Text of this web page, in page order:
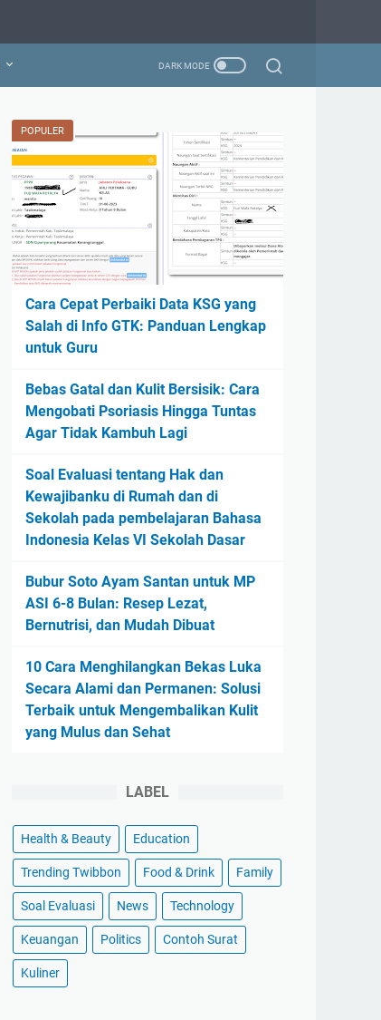
POPULER
Cara Cepat Perbaiki Data KSG yang
Salah di Info GTK: Panduan Lengkap
untuk Guru
Bebas Gatal dan Kulit Bersisik: Cara
Mengobati Psoriasis Hingga Tuntas
Agar Tidak Kambuh Lagi
Soal Evaluasi tentang Hak dan
Kewajibanku di Rumah dan di
Sekolah pada pembelajaran Bahasa
Indonesia Kelas VI Sekolah Dasar
Bubur Soto Ayam Santan untuk MP
ASI 6-8 Bulan: Resep Lezat,
Bernutrisi, dan Mudah Dibuat
10 Cara Menghilangkan Bekas Luka
Secara Alami dan Permanen: Solusi
Terbaik untuk Mengembalikan Kulit
yang Mulus dan Sehat
LABEL
Health & Beauty Education
Trending Twibbon Food & Drink Family
Soal Evaluasi News Technology
Keuangan Politics Contoh Surat
Kuliner